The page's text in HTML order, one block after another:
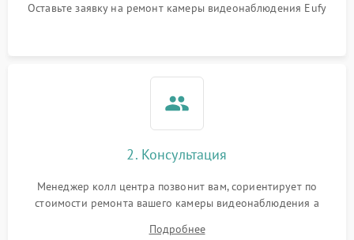
Оставьте заявку на ремонт камеры видеонаблюдения Eufy
2. Консультация
Менеджер колл центра позвонит вам, сориентирует по
стоимости ремонта вашего камеры видеонаблюдения а
Подробнее